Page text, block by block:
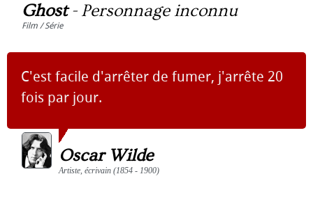
Ghost- Personnage inconnu
Film / Série
C'est facile d'arrêter de fumer, j'arrête 20
fois par jour.
Oscar Wilde
Artiste, écrivain (1854 - 1900)